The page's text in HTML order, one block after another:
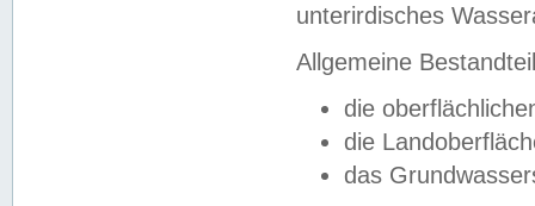
unterirdisches
Allgemeine
die
die
das